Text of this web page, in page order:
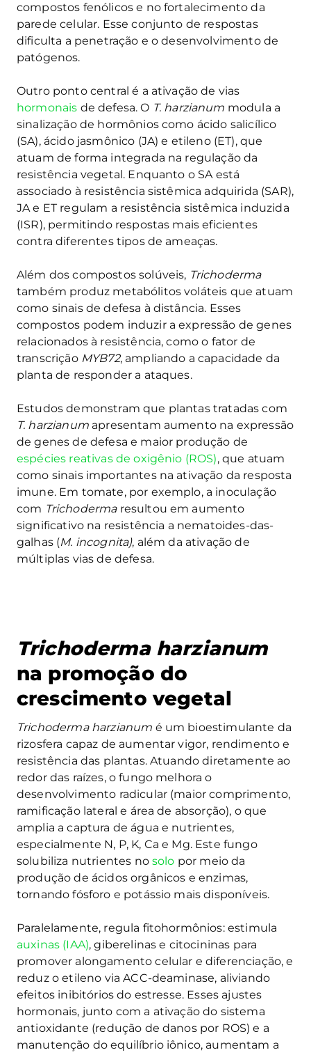
compostos fenólicos e no fortalecimento da
parede celular. Esse conjunto de respostas
dificulta a penetração e o desenvolvimento de
patógenos.
Outro ponto central é a ativação de vias
hormonais de defesa. O T. harzianum modula a
sinalização de hormônios como ácido salicílico
(SA), ácido jasmônico (JA) e etileno (ET), que
atuam de forma integrada na regulação da
resistência vegetal. Enquanto o SA está
associado à resistência sistêmica adquirida (SAR),
JA e ET regulam a resistência sistêmica induzida
(ISR), permitindo respostas mais eficientes
contra diferentes tipos de ameaças.
Além dos compostos solúveis, Trichoderma
também produz metabólitos voláteis que atuam
como sinais de defesa à distância. Esses
compostos podem induzir a expressão de genes
relacionados à resistência, como o fator de
transcrição MYB72, ampliando a capacidade da
planta de responder a ataques.
Estudos demonstram que plantas tratadas com
T. harzianumapresentam aumento na expressão
de genes de defesa e maior produção de
espécies reativas de oxigênio (ROS), que atuam
como sinais importantes na ativação da resposta
imune. Em tomate, por exemplo, a inoculação
com Trichodermaresultou em aumento
significativo na resistência a nematoides-das-
galhas (M. incognita), além da ativação de
múltiplas vias de defesa.
Trichoderma harzianum
na promoção do
crescimento vegetal
Trichoderma harzianum é um bioestimulante da
rizosfera capaz de aumentar vigor, rendimento e
resistência das plantas. Atuando diretamente ao
redor das raízes, o fungo melhora o
desenvolvimento radicular (maior comprimento,
ramificação lateral e área de absorção), o que
amplia a captura de água e nutrientes,
especialmente N, P, K, Ca e Mg. Este fungo
solubiliza nutrientes nosolo por meio da
produção de ácidos orgânicos e enzimas,
tornando fósforo e potássio mais disponíveis.
Paralelamente, regula fitohormônios: estimula
auxinas (IAA), giberelinas e citocininas para
promover alongamento celular e diferenciação, e
reduz o etileno via ACC-deaminase, aliviando
efeitos inibitórios do estresse. Esses ajustes
hormonais, junto com a ativação do sistema
antioxidante (redução de danos por ROS) e a
manutenção do equilíbrio iônico, aumentam a